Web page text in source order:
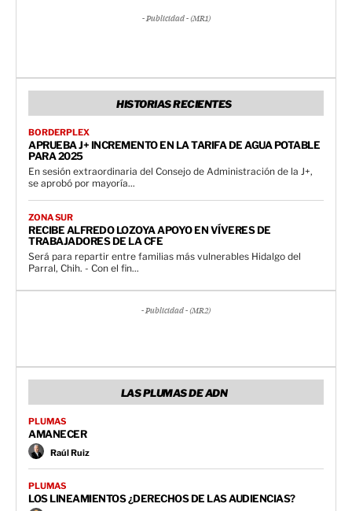
- Publicidad - (MR1)
HISTORIAS RECIENTES
BORDERPLEX
APRUEBA J+ INCREMENTO EN LA TARIFA DE AGUA POTABLE
PARA 2025
En sesión extraordinaria del Consejo de Administración de la J+,
se aprobó por mayoría...
ZONA SUR
RECIBE ALFREDO LOZOYA APOYO EN VÍVERES DE
TRABAJADORES DE LA CFE
Será para repartir entre familias más vulnerables Hidalgo del
Parral, Chih. - Con el fin...
- Publicidad - (MR2)
LAS PLUMAS DE ADN
PLUMAS
AMANECER
Raúl Ruiz
PLUMAS
LOS LINEAMIENTOS ¿DERECHOS DE LAS AUDIENCIAS?